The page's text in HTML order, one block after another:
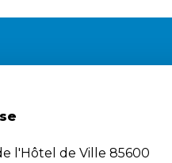
l'Hôtel de Ville 85600